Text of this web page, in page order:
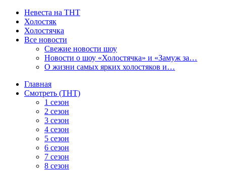
Невеста на ТНТ
Холостяк
Холостячка
Все новости
Свежие новости шоу
Новости о шоу «Холостячка» и «Замуж за…
О жизни самых ярких холостяков и…
Главная
Смотреть (ТНТ)
1 сезон
2 сезон
3 сезон
4 сезон
5 сезон
6 сезон
7 сезон
8 сезон